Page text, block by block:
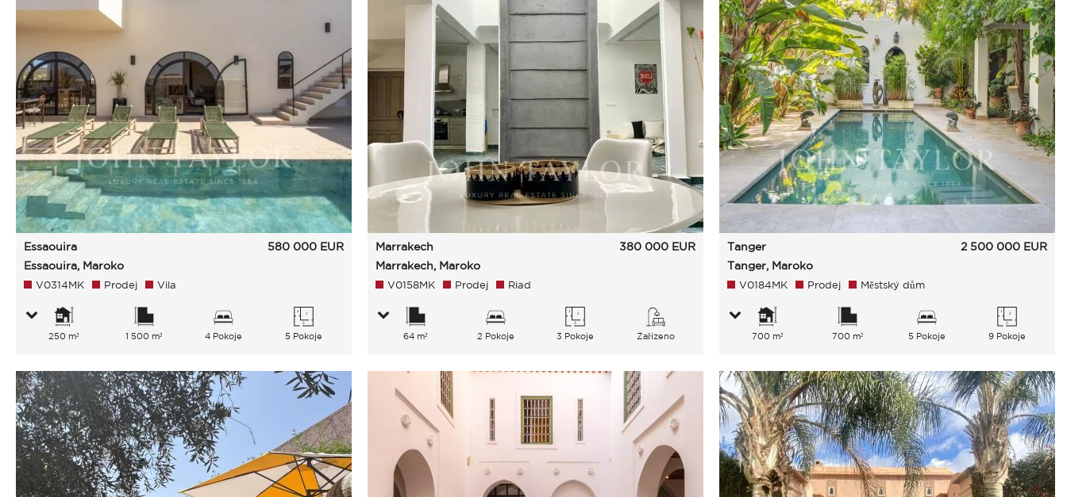
Essaouira
Essaouira, Maroko
580 000 EUR
V0314MK Prodej Vila
250 m² 1 500 m² 4 Pokoje 5 Pokoje
Marrakech
Marrakech, Maroko
380 000 EUR
V0158MK Prodej Riad
64 m² 2 Pokoje 3 Pokoje Zařízeno
Tanger
Tanger, Maroko
2 500 000 EUR
V0184MK Prodej Městský dům
700 m² 700 m² 5 Pokoje 9 Pokoje